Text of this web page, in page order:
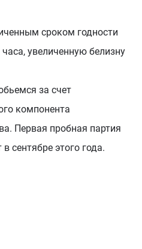
сроком годности
увеличенную белизну
за счет
компонента
Первая пробная партия
сентябре этого года.